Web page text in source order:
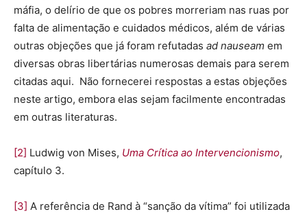
máfia, o delírio de que os pobres morreriam nas ruas por
falta de alimentação e cuidados médicos, além de várias
outras objeções que já foram refutadas ad nauseam em
diversas obras libertárias numerosas demais para serem
citadas aqui. Não fornecerei respostas a estas objeções
neste artigo, embora elas sejam facilmente encontradas
em outras literaturas.
[2] Ludwig von Mises, Uma Crítica ao Intervencionismo,
capítulo 3.
[3] A referência de Rand à “sanção da vítima” foi utilizada